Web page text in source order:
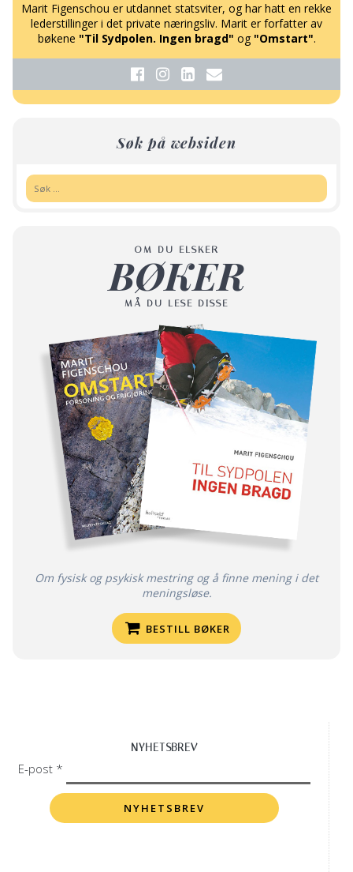
Marit Figenschou er utdannet statsviter, og har hatt en rekke
lederstillinger i det private næringsliv. Marit er forfatter av
bøkene "Til Sydpolen. Ingen bragd" og "Omstart".
Søk på websiden
OM DU ELSKER
BØKER
MÅ DU LESE DISSE
Om fysisk og psykisk mestring og å finne mening i det
meningsløse.
BESTILL BØKER
NYHETSBREV
E-post *